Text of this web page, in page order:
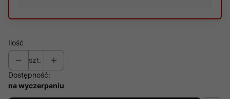
Ilość
szt.
Dostępność:
na wyczerpaniu